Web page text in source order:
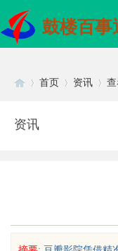
鼓楼百事
首页 资讯
资讯